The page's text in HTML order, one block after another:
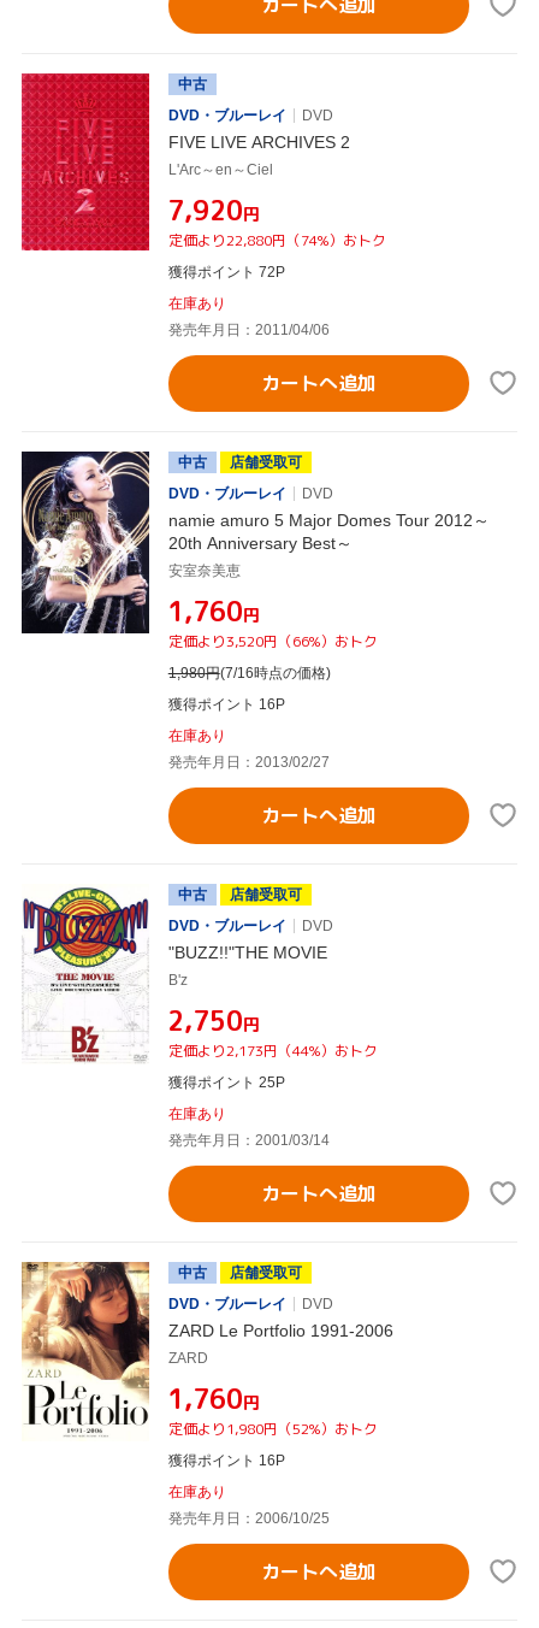
中古
DVD・ブルーレイ
DVD
FIVE LIVE ARCHIVES 2
L'Arc～en～Ciel
¥7,920円
定価より22,880円（74%）おトク
獲得ポイント 72P
在庫あり
発売年月日：2011/04/06
カートへ追加
中古
店舗受取可
DVD・ブルーレイ
DVD
namie amuro 5 Major Domes Tour 2012～
20th Anniversary Best～
安室奈美恵
¥1,760円
定価より3,520円（66%）おトク
1,980円(7/16時点の価格)
獲得ポイント 16P
在庫あり
発売年月日：2013/02/27
カートへ追加
中古
店舗受取可
DVD・ブルーレイ
DVD
"BUZZ!!"THE MOVIE
B'z
¥2,750円
定価より2,173円（44%）おトク
獲得ポイント 25P
在庫あり
発売年月日：2001/03/14
カートへ追加
中古
店舗受取可
DVD・ブルーレイ
DVD
ZARD Le Portfolio 1991-2006
ZARD
¥1,760円
定価より1,980円（52%）おトク
獲得ポイント 16P
在庫あり
発売年月日：2006/10/25
カートへ追加